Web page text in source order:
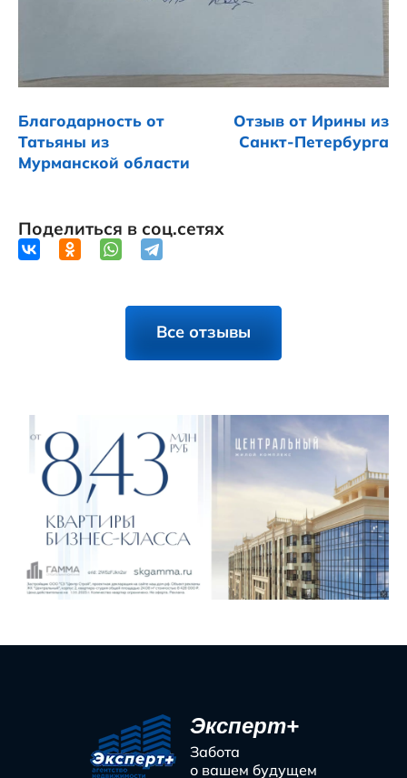
Благодарность от
Татьяны из
Мурманской области
Отзыв от Ирины из
Санкт-Петербурга
Поделиться в соц.сетях
Все отзывы
Эксперт+
Забота
о вашем будущем